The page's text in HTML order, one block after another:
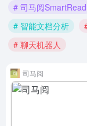
# 司马阅SmartRead
# 智能文档分析
# 聊天机器人
司马阅